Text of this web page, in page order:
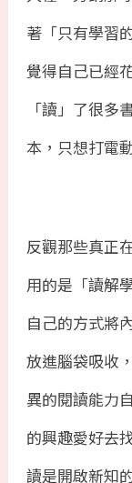
著「只有學習
覺得自己已經
「讀」了很
本，只想打電
反觀那些真正
用的是「讀解
自己的方式將
放進腦袋吸收
異的閱讀能力
的興趣愛好去
讀是開啟新知